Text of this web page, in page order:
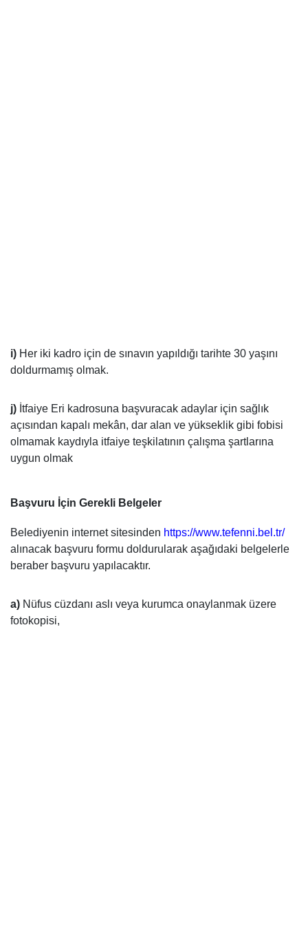
i) Her iki kadro için de sınavın yapıldığı tarihte 30 yaşını
doldurmamış olmak.
j) İtfaiye Eri kadrosuna başvuracak adaylar için sağlık
açısından kapalı mekân, dar alan ve yükseklik gibi fobisi
olmamak kaydıyla itfaiye teşkilatının çalışma şartlarına
uygun olmak
Başvuru İçin Gerekli Belgeler
Belediyenin internet sitesinden https://www.tefenni.bel.tr/
alınacak başvuru formu doldurularak aşağıdaki belgelerle
beraber başvuru yapılacaktır.
a) Nüfus cüzdanı aslı veya kurumca onaylanmak üzere
fotokopisi,